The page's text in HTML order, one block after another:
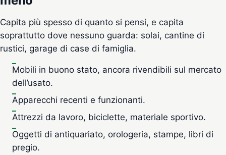
Capita più spesso di quanto si pensi, e capita
soprattutto dove nessuno guarda: solai, cantine di
rustici, garage di case di famiglia.
Mobili in buono stato, ancora rivendibili sul mercato
dell’usato.
Apparecchi recenti e funzionanti.
Attrezzi da lavoro, biciclette, materiale sportivo.
Oggetti di antiquariato, orologeria, stampe, libri di
pregio.